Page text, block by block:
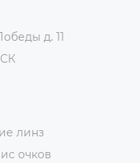
д. 11
линз
очков